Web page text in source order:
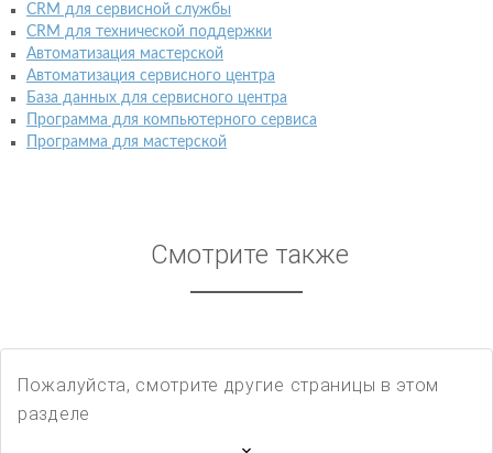
CRM для сервисной службы
CRM для технической поддержки
Автоматизация мастерской
Автоматизация сервисного центра
База данных для сервисного центра
Программа для компьютерного сервиса
Программа для мастерской
Смотрите также
Пожалуйста, смотрите другие страницы в этом
разделе